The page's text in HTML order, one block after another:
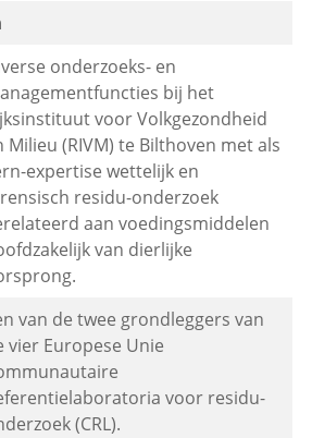
onderzoeks- en
bij het
voor Volkgezondheid
Milieu (RIVM) te Bilthoven met als
expertise wettelijk en
residu-onderzoek
aan voedingsmiddelen
van dierlijke
van de twee grondleggers van
vier Europese Unie
voor residu-
(CRL).